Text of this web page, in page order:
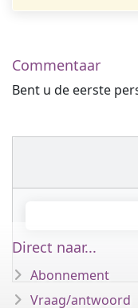
Commentaar
Bent u de eerste
Direct naar...
Abonnement
Vraag/antwoord